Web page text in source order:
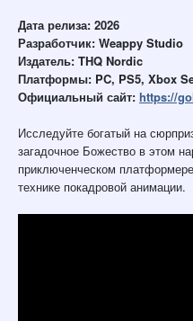
Дата релиза: 2026
Разработчик: Weappy Studio
Издатель: THQ Nordic
Платформы: PC, PS5, Xbox
Официальный сайт: https://
Исследуйте богатый на
загадочное Божество в этом
приключенческом
технике покадровой анимации.